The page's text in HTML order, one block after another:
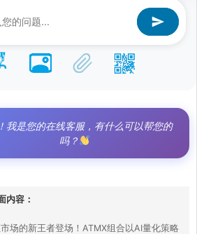
量化策略在复杂汇率
我是您的在线客服，有什么可以帮您的
吗？
内容：
场的新王者登场！ATMX组合以AI量化策略